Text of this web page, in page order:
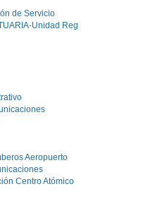
de Servicio
Unidad Reg
Aeropuerto
Centro Atómico